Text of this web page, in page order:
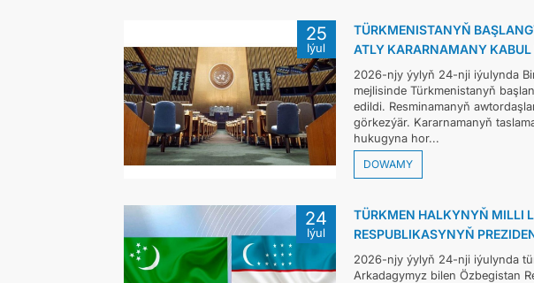
25
Iýul
TÜRKMENISTANYŇ
ATLY KARARNAMANY KABUL
2026-njy ýylyň 24-nji iýulynda
mejlisinde Türkmenistanyň
edildi. Resminamanyň
görkezýär. Kararnamanyň
hukugyna hor...
DOWAMY
24
Iýul
TÜRKMEN HALKYNYŇ MILLI
RESPUBLIKASYNYŇ
2026-njy ýylyň 24-nji iýulynda
Arkadagymyz bilen Özbegistan